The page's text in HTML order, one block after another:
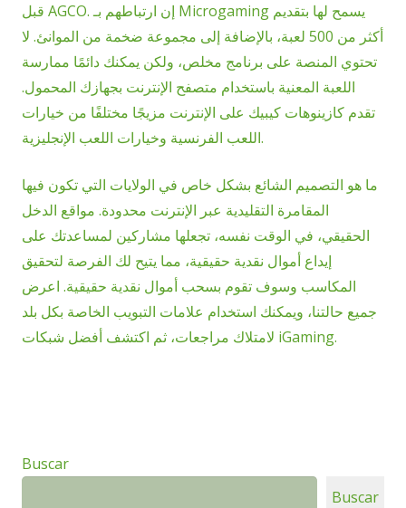
قبل AGCO. إن ارتباطهم بـ Microgaming يسمح لها بتقديم
أكثر من 500 لعبة، بالإضافة إلى مجموعة ضخمة من الموانئ. لا
تحتوي المنصة على برنامج مخلص، ولكن يمكنك دائمًا ممارسة
اللعبة المعنية باستخدام متصفح الإنترنت بجهازك المحمول.
تقدم كازينوهات كيبيك على الإنترنت مزيجًا مختلفًا من خيارات
اللعب الفرنسية وخيارات اللعب الإنجليزية.
ما هو التصميم الشائع بشكل خاص في الولايات التي تكون فيها
المقامرة التقليدية عبر الإنترنت محدودة. مواقع الدخل
الحقيقي، في الوقت نفسه، تجعلها مشاركين لمساعدتك على
إيداع أموال نقدية حقيقية، مما يتيح لك الفرصة لتحقيق
المكاسب وسوف تقوم بسحب أموال نقدية حقيقية. اعرض
جميع حالتنا، ويمكنك استخدام علامات التبويب الخاصة بكل بلد
لامتلاك مراجعات، ثم اكتشف أفضل شبكات iGaming.
Buscar
Buscar